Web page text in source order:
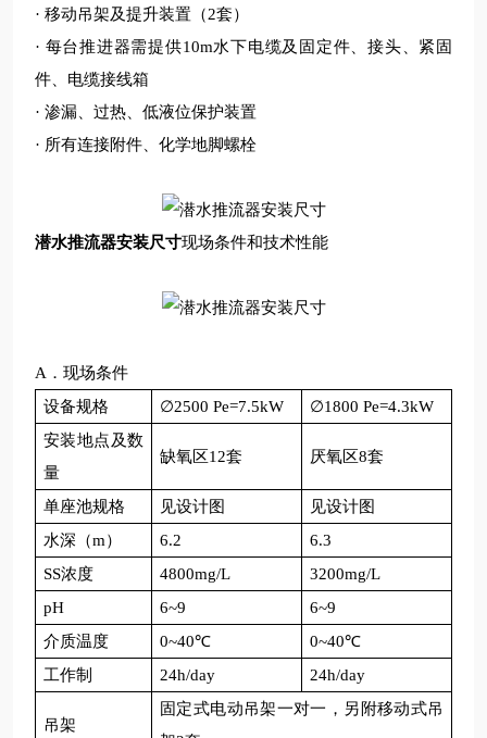
· 移动吊架及提升装置（2套）
· 每台推进器需提供10m水下电缆及固定件、接头、紧固
件、电缆接线箱
· 渗漏、过热、低液位保护装置
· 所有连接附件、化学地脚螺栓
潜水推流器安装尺寸现场条件和技术性能
A ．现场条件
设备规格
∅2500 Pe=7.5kW ∅1800 Pe=4.3kW
安装地点及数
量
缺氧区12套 厌氧区8套
单座池规格 见设计图
见设计图
水深（m） 6.2
6.3
SS浓度 4800mg/L
3200mg/L
pH
6~9
6~9
介质温度
0~40℃ 0~40℃
工作制
24h/day 24h/day
吊架
固定式电动吊架一对一，另附移动式吊